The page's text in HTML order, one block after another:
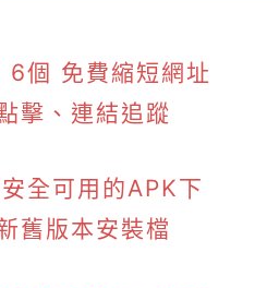
6個 免費縮短網址
擊、連結追蹤
全可用的APK下
舊版本安裝檔